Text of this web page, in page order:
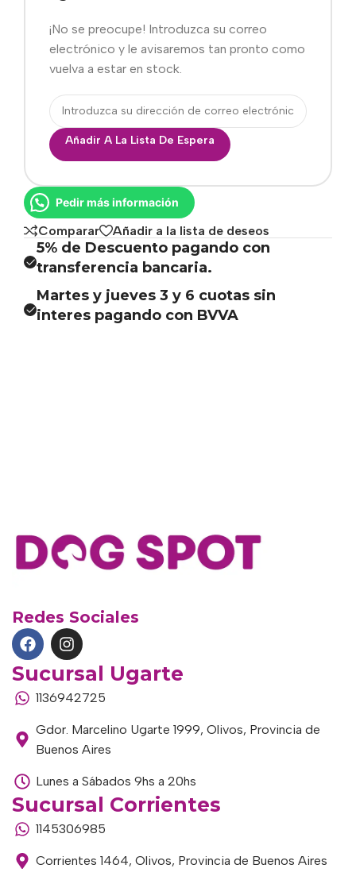
¡No se preocupe! Introduzca su correo
electrónico y le avisaremos tan pronto como
vuelva a estar en stock.
Añadir A La Lista De Espera
Pedir más información
Comparar Añadir a la lista de deseos
5% de Descuento pagando con
transferencia bancaria.
Martes y jueves 3 y 6 cuotas sin
interes pagando con BVVA
Redes Sociales
Sucursal Ugarte
1136942725
Gdor. Marcelino Ugarte 1999, Olivos, Provincia de
Buenos Aires
Lunes a Sábados 9hs a 20hs
Sucursal Corrientes
1145306985
Corrientes 1464, Olivos, Provincia de Buenos Aires